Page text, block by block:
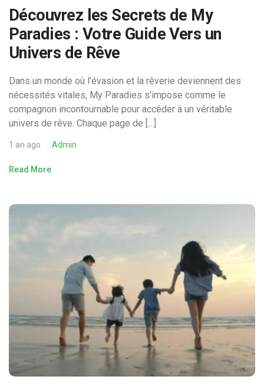
Découvrez les Secrets de My
Paradies : Votre Guide Vers un
Univers de Rêve
Dans un monde où l’évasion et la rêverie deviennent des
nécessités vitales, My Paradies s’impose comme le
compagnon incontournable pour accéder à un véritable
univers de rêve. Chaque page de […]
1 an ago Admin
Read More